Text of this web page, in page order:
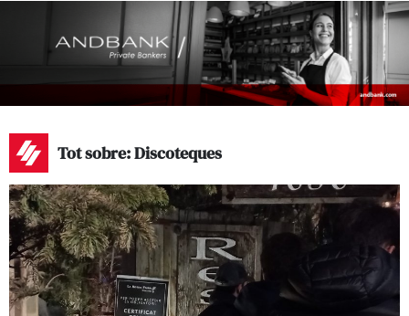
Tot sobre: Discoteques